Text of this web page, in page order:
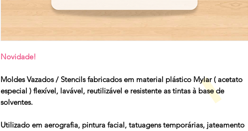
Novidade!
Moldes Vazados / Stencils fabricados em material plástico Mylar ( acetato
especial ) flexível, lavável, reutilizável e resistente as tintas à base de
solventes.
Utilizado em aerografia, pintura facial, tatuagens temporárias, jateamento